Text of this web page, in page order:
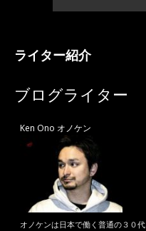
ライター紹介
ブログライター
Ken Ono オノケン
オノケンは日本で働く普通の３０代